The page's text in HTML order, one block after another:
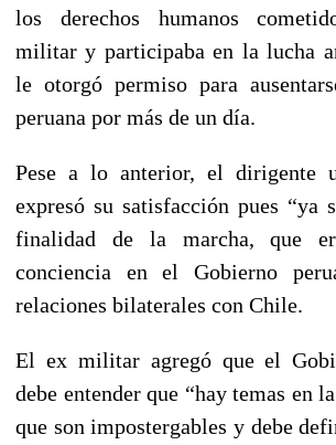
los derechos humanos
militar y participaba en la lucha
le otorgó permiso para
peruana por más de un día.
Pese a lo anterior, el dirigente
expresó su satisfacción pues “ya
finalidad de la marcha, que
conciencia en el Gobierno
relaciones bilaterales con Chile.
El ex militar agregó que el
debe entender que “hay temas en
que son impostergables y debe